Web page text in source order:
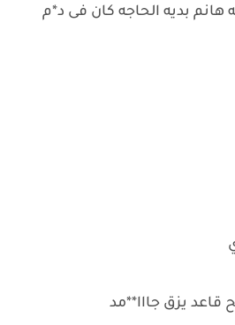
هانم بديه الحاجه كان فى د*م
قاعد يزق جااا**مد